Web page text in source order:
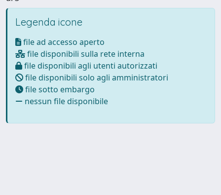
Legenda icone
file ad accesso aperto
file disponibili sulla rete interna
file disponibili agli utenti autorizzati
file disponibili solo agli amministratori
file sotto embargo
nessun file disponibile